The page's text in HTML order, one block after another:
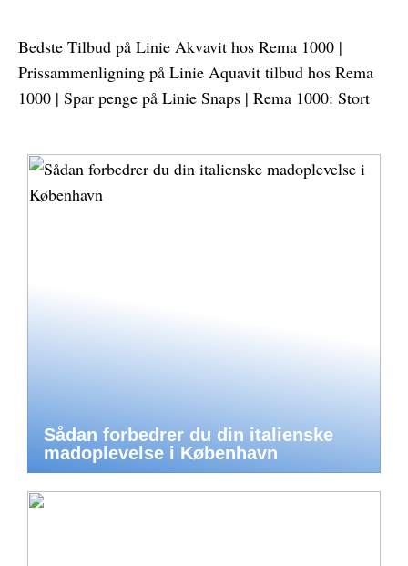
Bedste Tilbud på Linie Akvavit hos Rema 1000 |
Prissammenligning på Linie Aquavit tilbud hos Rema
1000 | Spar penge på Linie Snaps | Rema 1000: Stort
Sådan forbedrer du din italienske
madoplevelse i København